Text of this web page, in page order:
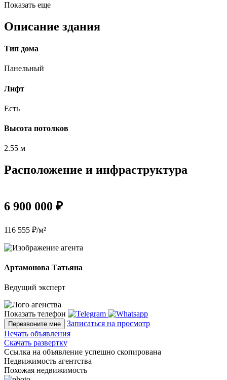
Показать еще
Описание здания
Тип дома
Панельный
Лифт
Есть
Высота потолков
2.55 м
Расположение и инфраструктура
6 900 000 ₽
116 555 ₽/м²
Артамонова Татьяна
Ведущий эксперт
Показать телефон
Перезвоните мне
Записаться на просмотр
Печать объявления
Скачать развертку
Ссылка на объявление успешно скопирована
Недвижимость агентства
Похожая недвижимость